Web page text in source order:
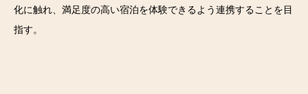
化に触れ、満足度の高い宿泊を体験できるよう連携することを目
指す。